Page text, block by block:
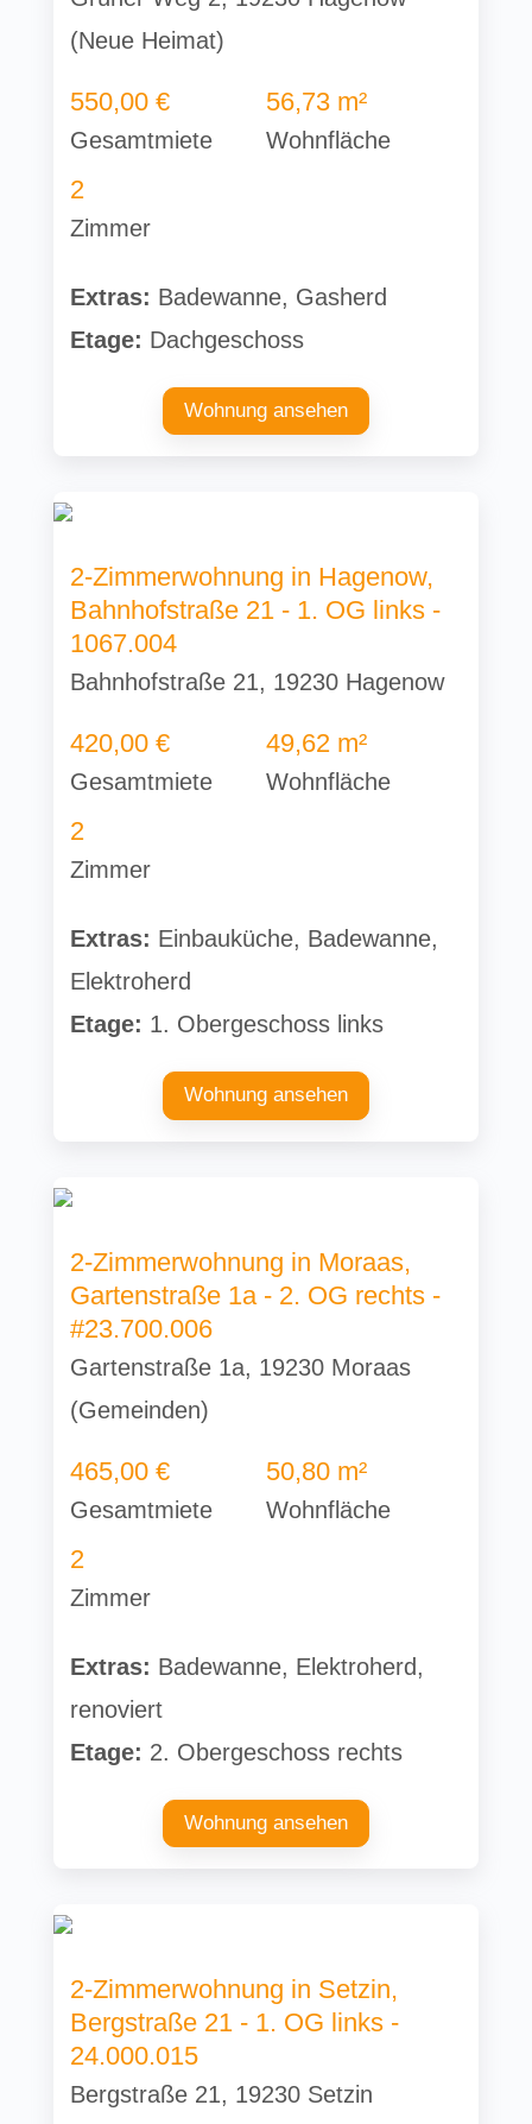
(Neue Heimat)
550,00 €
Gesamtmiete
56,73 m²
Wohnfläche
2
Zimmer
Extras: Badewanne, Gasherd
Etage: Dachgeschoss
Wohnung ansehen
2-Zimmerwohnung in Hagenow,
Bahnhofstraße 21 - 1. OG links -
1067.004
Bahnhofstraße 21, 19230 Hagenow
420,00 €
Gesamtmiete
49,62 m²
Wohnfläche
2
Zimmer
Extras: Einbauküche, Badewanne,
Elektroherd
Etage: 1. Obergeschoss links
Wohnung ansehen
2-Zimmerwohnung in Moraas,
Gartenstraße 1a - 2. OG rechts -
#23.700.006
Gartenstraße 1a, 19230 Moraas
(Gemeinden)
465,00 €
Gesamtmiete
50,80 m²
Wohnfläche
2
Zimmer
Extras: Badewanne, Elektroherd,
renoviert
Etage: 2. Obergeschoss rechts
Wohnung ansehen
2-Zimmerwohnung in Setzin,
Bergstraße 21 - 1. OG links -
24.000.015
Bergstraße 21, 19230 Setzin